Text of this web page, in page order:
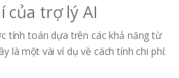
của trợ lý AI
tính toán dựa trên các khả năng từ
là một vài ví dụ về cách tính chi phí: